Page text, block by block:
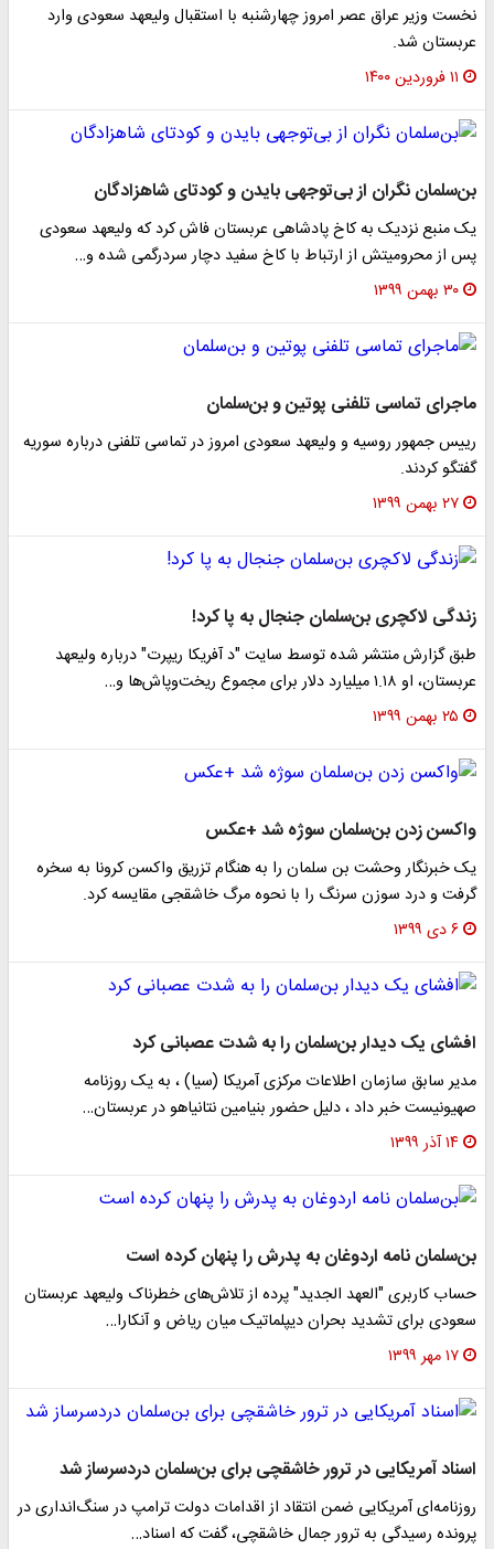
نخست وزیر عراق عصر امروز چهارشنبه با استقبال ولیعهد سعودی وارد
عربستان شد.
۱۱ فروردین ۱۴۰۰
بن‌سلمان نگران از بی‌توجهی بایدن و کودتای شاهزادگان
یک منبع نزدیک به کاخ پادشاهی عربستان فاش کرد که ولیعهد سعودی
پس از محرومیتش از ارتباط با کاخ سفید دچار سردرگمی شده و…
۳۰ بهمن ۱۳۹۹
ماجرای تماسی تلفنی پوتین و بن‌سلمان
رییس جمهور روسیه و ولیعهد سعودی امروز در تماسی تلفنی درباره سوریه
گفتگو کردند.
۲۷ بهمن ۱۳۹۹
زندگی لاکچری بن‌سلمان جنجال به پا کرد!
طبق گزارش منتشر شده توسط سایت "د آفریکا ریپرت" درباره ولیعهد
عربستان، او ۱.۱۸ میلیارد دلار برای مجموع ریخت‌وپاش‌ها و…
۲۵ بهمن ۱۳۹۹
واکسن زدن بن‌سلمان سوژه شد +عکس
یک خبرنگار وحشت بن سلمان را به هنگام تزریق واکسن کرونا به سخره
گرفت و درد سوزن سرنگ را با نحوه مرگ خاشقجی مقایسه کرد.
۶ دی ۱۳۹۹
افشای یک دیدار بن‌سلمان را به شدت عصبانی کرد
مدیر سابق سازمان اطلاعات مرکزی آمریکا (سیا) ، به یک روزنامه
صهیونیست خبر داد ، دلیل حضور بنیامین نتانیاهو در عربستان…
۱۴ آذر ۱۳۹۹
بن‌سلمان نامه اردوغان به پدرش را پنهان کرده است
حساب کاربری "العهد الجدید" پرده از تلاش‌های خطرناک ولیعهد عربستان
سعودی برای تشدید بحران دیپلماتیک میان ریاض و آنکارا…
۱۷ مهر ۱۳۹۹
اسناد آمریکایی در ترور خاشقچی برای بن‌سلمان دردسرساز شد
روزنامه‌ای آمریکایی ضمن انتقاد از اقدامات دولت ترامپ در سنگ‌انداری در
پرونده رسیدگی به ترور جمال خاشقچی، گفت که اسناد…